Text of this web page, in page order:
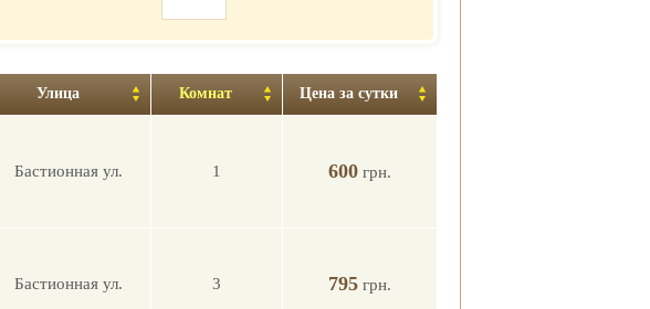
Улица Комнат Цена за сутки
Бастионная ул. 1 600грн.
Бастионная ул. 3 795грн.